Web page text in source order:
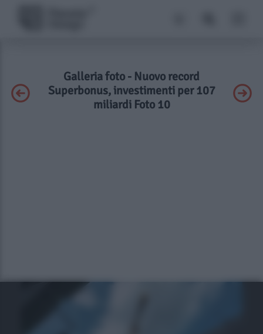
Galleria foto - Nuovo record
Superbonus, investimenti per 107
miliardi Foto 10